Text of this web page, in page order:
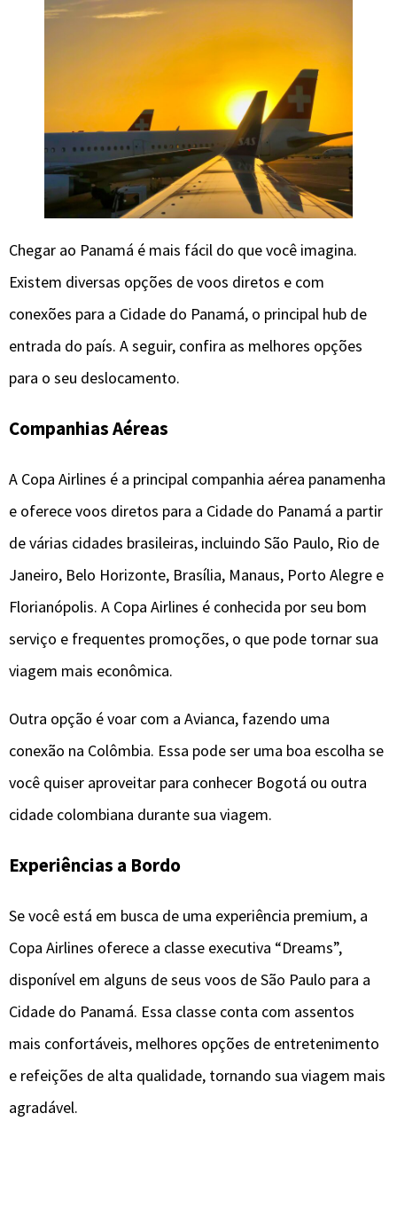
Chegar ao Panamá é mais fácil do que você imagina.
Existem diversas opções de voos diretos e com
conexões para a Cidade do Panamá, o principal hub de
entrada do país. A seguir, confira as melhores opções
para o seu deslocamento.
Companhias Aéreas
A Copa Airlines é a principal companhia aérea panamenha
e oferece voos diretos para a Cidade do Panamá a partir
de várias cidades brasileiras, incluindo São Paulo, Rio de
Janeiro, Belo Horizonte, Brasília, Manaus, Porto Alegre e
Florianópolis. A Copa Airlines é conhecida por seu bom
serviço e frequentes promoções, o que pode tornar sua
viagem mais econômica.
Outra opção é voar com a Avianca, fazendo uma
conexão na Colômbia. Essa pode ser uma boa escolha se
você quiser aproveitar para conhecer Bogotá ou outra
cidade colombiana durante sua viagem.
Experiências a Bordo
Se você está em busca de uma experiência premium, a
Copa Airlines oferece a classe executiva “Dreams”,
disponível em alguns de seus voos de São Paulo para a
Cidade do Panamá. Essa classe conta com assentos
mais confortáveis, melhores opções de entretenimento
e refeições de alta qualidade, tornando sua viagem mais
agradável.